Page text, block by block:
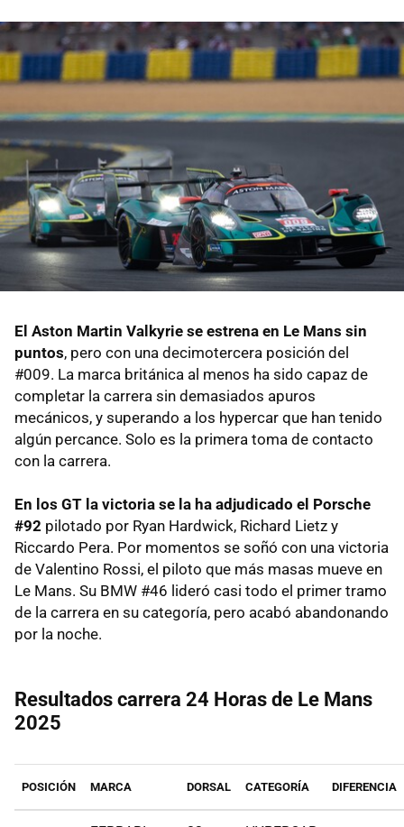
El Aston Martin Valkyrie se estrena en Le Mans sin
puntos, pero con una decimotercera posición del
#009. La marca británica al menos ha sido capaz de
completar la carrera sin demasiados apuros
mecánicos, y superando a los hypercar que han tenido
algún percance. Solo es la primera toma de contacto
con la carrera.
En los GT la victoria se la ha adjudicado el Porsche
#92 pilotado por Ryan Hardwick, Richard Lietz y
Riccardo Pera. Por momentos se soñó con una victoria
de Valentino Rossi, el piloto que más masas mueve en
Le Mans. Su BMW #46 lideró casi todo el primer tramo
de la carrera en su categoría, pero acabó abandonando
por la noche.
Resultados carrera 24 Horas de Le Mans
2025
POSICIÓN MARCA DORSAL CATEGORÍA DIFERENCIA